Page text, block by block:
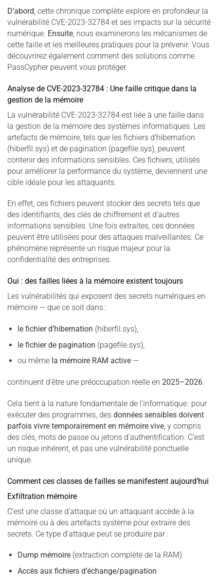
D’abord , cette chronique complète explore en profondeur la
vulnérabilité CVE-2023-32784 et ses impacts sur la sécurité
numérique. Ensuite , nous examinerons les mécanismes de
cette faille et les meilleures pratiques pour la prévenir. Vous
découvrirez également comment des solutions comme
PassCypher peuvent vous protéger.
Analyse de CVE-2023-32784 : Une faille critique dans la
gestion de la mémoire
La vulnérabilité CVE-2023-32784 est liée à une faille dans
la gestion de la mémoire des systèmes informatiques. Les
artefacts de mémoire, tels que les fichiers d’hibernation
(hiberfil.sys) et de pagination (pagefile.sys), peuvent
contenir des informations sensibles. Ces fichiers, utilisés
pour améliorer la performance du système, deviennent une
cible idéale pour les attaquants.
En effet, ces fichiers peuvent stocker des secrets tels que
des identifiants, des clés de chiffrement et d’autres
informations sensibles. Une fois extraites, ces données
peuvent être utilisées pour des attaques malveillantes. Ce
phénomène représente un risque majeur pour la
confidentialité des entreprises.
Oui : des failles liées à la mémoire existent toujours
Les vulnérabilités qui exposent des secrets numériques en
mémoire — que ce soit dans :
le fichier d’hibernation (hiberfil.sys),
le fichier de pagination (pagefile.sys),
ou même la mémoire RAM active—
continuent d’être une préoccupation réelle en 2025–2026.
Cela tient à la nature fondamentale de l’informatique : pour
exécuter des programmes, des données sensibles doivent
parfois vivre temporairement en mémoire vive , y compris
des clés, mots de passe ou jetons d’authentification. C’est
un risque inhérent, et pas une vulnérabilité ponctuelle
unique.
Comment ces classes de failles se manifestent aujourd’hui
Exfiltration mémoire
C’est une classe d’attaque où un attaquant accède à la
mémoire ou à des artefacts système pour extraire des
secrets. Ce type d’attaque peut se produire par :
Dump mémoire(extraction complète de la RAM)
Accès aux fichiers d’échange/pagination